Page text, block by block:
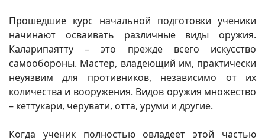
Прошедшие курс начальной подготовки ученики
начинают осваивать различные виды оружия.
Каларипаятту – это прежде всего искусство
самообороны. Мастер, владеющий им, практически
неуязвим для противников, независимо от их
количества и вооружения. Видов оружия множество
– кеттукари, черувати, отта, уруми и другие.
Когда ученик полностью овладеет этой частью